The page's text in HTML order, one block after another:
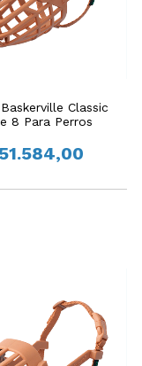
Classic
8 Para Perros